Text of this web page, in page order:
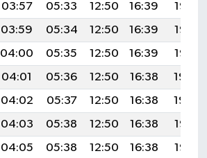
03:57 05:33 12:50 16:39
19:57
03:59 05:34 12:50 16:39
19:56
04:00 05:35 12:50 16:39
19:55
04:01 05:36 12:50 16:38
19:54
04:02 05:37 12:50 16:38
19:54
04:03 05:38 12:50 16:38
19:53
04:05 05:38 12:50 16:38
19:52